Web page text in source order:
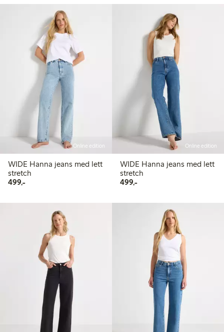
Online edition
WIDE Hanna jeans med lett
stretch
499,-499,00 kr
Online edition
WIDE Hanna jeans med lett
stretch
499,-499,00 kr